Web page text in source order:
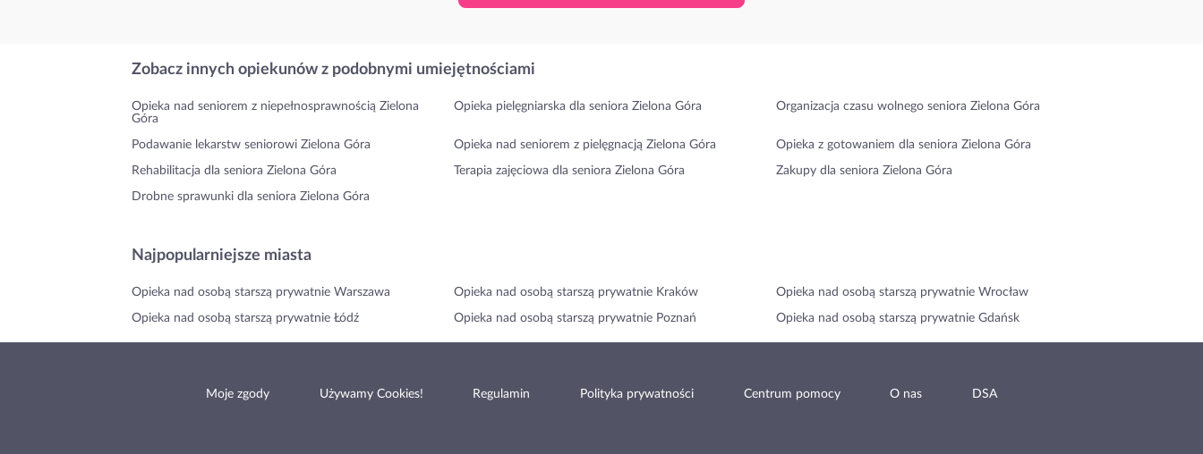
Zobacz innych opiekunów z podobnymi umiejętnościami
Opieka nad seniorem z niepełnosprawnością Zielona
Góra
Opieka pielęgniarska dla seniora Zielona Góra Organizacja czasu wolnego seniora Zielona Góra
Podawanie lekarstw seniorowi Zielona Góra Opieka nad seniorem z pielęgnacją Zielona Góra Opieka z gotowaniem dla seniora Zielona Góra
Rehabilitacja dla seniora Zielona Góra Terapia zajęciowa dla seniora Zielona Góra Zakupy dla seniora Zielona Góra
Drobne sprawunki dla seniora Zielona Góra
Najpopularniejsze miasta
Opieka nad osobą starszą prywatnie Warszawa Opieka nad osobą starszą prywatnie Kraków Opieka nad osobą starszą prywatnie Wrocław
Opieka nad osobą starszą prywatnie Łódź Opieka nad osobą starszą prywatnie Poznań Opieka nad osobą starszą prywatnie Gdańsk
Moje zgody Używamy Cookies! Regulamin Polityka prywatności Centrum pomocy O nas DSA